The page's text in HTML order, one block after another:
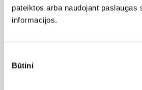
pateiktos arba naudojant paslaugas
informacijos.
pasirinkimas
Būtini